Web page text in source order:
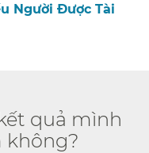
Người Được Tài
quả mình
không?​​